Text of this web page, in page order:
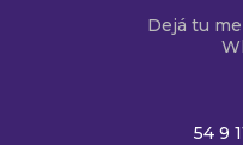
Dejá tu
54 9